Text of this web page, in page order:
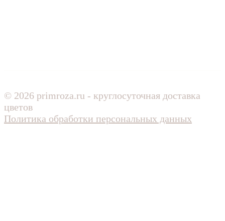
© 2026 primroza.ru - круглосуточная доставка
цветов
Политика обработки персональных данных